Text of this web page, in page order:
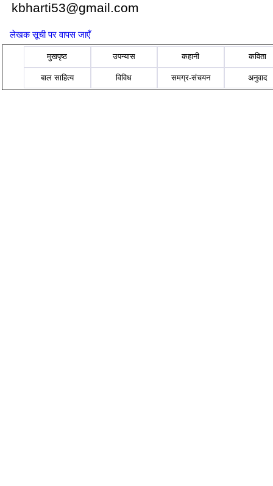
kbharti53@gmail.com
लेखक सूची पर वापस जाएँ
मुखपृष्ठ उपन्यास कहानी कविता
बाल साहित्य विविध समग्र-संचयन अनुवाद